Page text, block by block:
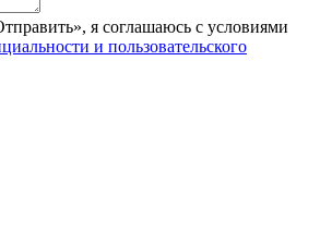
я соглашаюсь с условиями
и пользовательского